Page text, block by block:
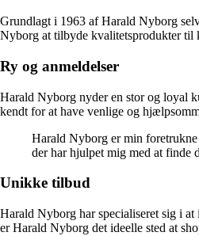
Grundlagt i 1963 af Harald Nyborg
Nyborg at tilbyde kvalitetsprodukter til
Ry og anmeldelser
Harald Nyborg nyder en stor og loyal
kendt for at have venlige og
Harald Nyborg er min
der har hjulpet mig med at finde
Unikke tilbud
Harald Nyborg har specialiseret sig i
er Harald Nyborg det ideelle sted at